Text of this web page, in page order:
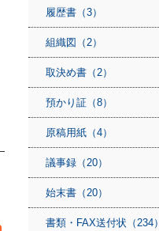
履歴書（3）
組織図（2）
取決め書（2）
預かり証（8）
原稿用紙（4）
議事録（20）
始末書（20）
書類・FAX送付状（234）